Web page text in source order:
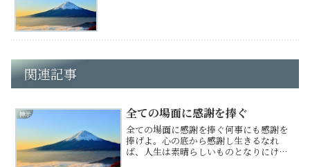
関連記事
神示 全ての場面に感謝を捧ぐ
全ての場面に感謝を捧ぐ何事にも感謝を
捧げよ。心の底から感謝し生きるなれ
ば、人生は素晴らしいものとなりにけ